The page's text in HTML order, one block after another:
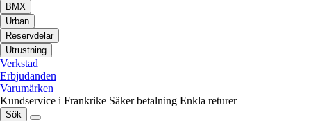
BMX
Urban
Reservdelar
Utrustning
Verkstad
Erbjudanden
Varumärken
Kundservice i Frankrike Säker betalning Enkla returer
Sök